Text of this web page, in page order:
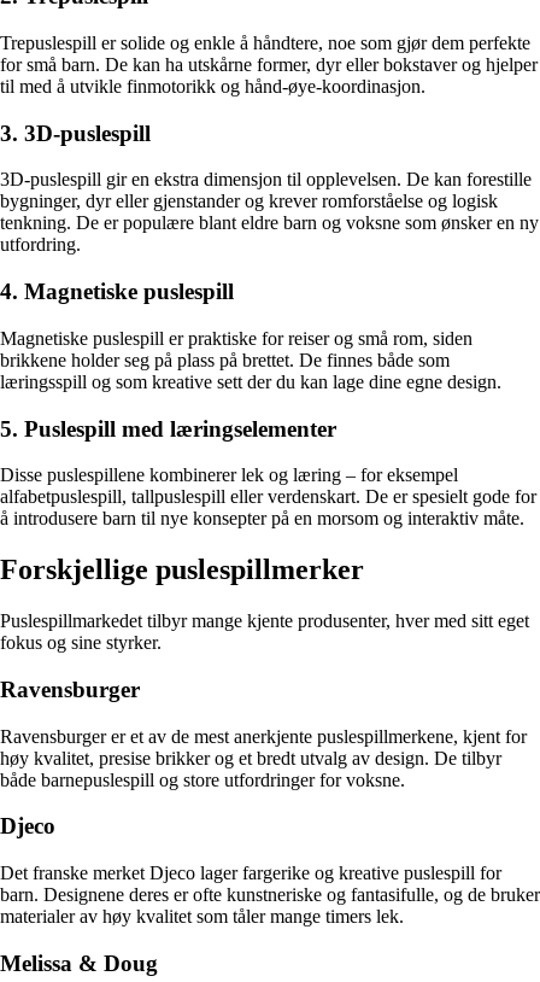
Trepuslespill er solide og enkle å håndtere, noe som gjør dem perfekte
for små barn. De kan ha utskårne former, dyr eller bokstaver og hjelper
til med å utvikle finmotorikk og hånd-øye-koordinasjon.
3. 3D-puslespill
3D-puslespill gir en ekstra dimensjon til opplevelsen. De kan forestille
bygninger, dyr eller gjenstander og krever romforståelse og logisk
tenkning. De er populære blant eldre barn og voksne som ønsker en ny
utfordring.
4. Magnetiske puslespill
Magnetiske puslespill er praktiske for reiser og små rom, siden
brikkene holder seg på plass på brettet. De finnes både som
læringsspill og som kreative sett der du kan lage dine egne design.
5. Puslespill med læringselementer
Disse puslespillene kombinerer lek og læring – for eksempel
alfabetpuslespill, tallpuslespill eller verdenskart. De er spesielt gode for
å introdusere barn til nye konsepter på en morsom og interaktiv måte.
Forskjellige puslespillmerker
Puslespillmarkedet tilbyr mange kjente produsenter, hver med sitt eget
fokus og sine styrker.
Ravensburger
Ravensburger er et av de mest anerkjente puslespillmerkene, kjent for
høy kvalitet, presise brikker og et bredt utvalg av design. De tilbyr
både barnepuslespill og store utfordringer for voksne.
Djeco
Det franske merket Djeco lager fargerike og kreative puslespill for
barn. Designene deres er ofte kunstneriske og fantasifulle, og de bruker
materialer av høy kvalitet som tåler mange timers lek.
Melissa & Doug